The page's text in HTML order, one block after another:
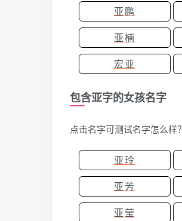
亚鹏
亚楠
宏亚
包含亚字的女孩名字
点击名字可测试名字怎么样？
亚玲
亚芳
亚莹